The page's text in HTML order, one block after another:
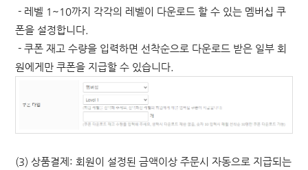
- 레벨 1~10까지 각각의 레벨이 다운로드 할 수 있는 멤버십 쿠
폰을 설정합니다.
- 쿠폰 재고 수량을 입력하면 선착순으로 다운로드 받은 일부 회
원에게만 쿠폰을 지급할 수 있습니다.
(3) 상품결제: 회원이 설정된 금액이상 주문시 자동으로 지급되는